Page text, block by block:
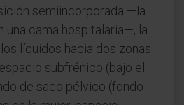
semiincorporada —la
una cama hospitalaria—, la
líquidos hacia dos zonas
subfrénico (bajo el
de saco pélvico (fondo